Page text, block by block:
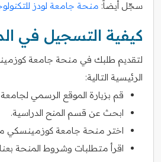
سجّل أيضاً: منحة جامعة لودز
كيفية التسجيل في
لتقديم طلبك في منحة جامعة
الرئيسية التالية:
قم بزيارة الموقع الرسمي
ابحث عن قسم المنح الدراسية.
اختر منحة جامعة كوزمينسكي
اقرأ متطلبات وشروط المنحة